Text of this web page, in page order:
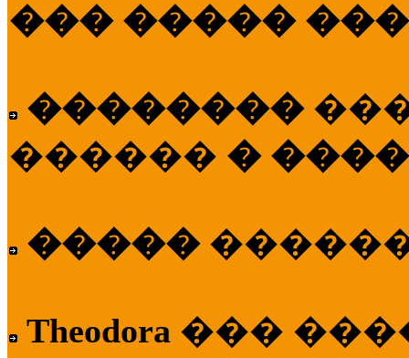
��� �����
��������
������ �
�����
Theodora ���